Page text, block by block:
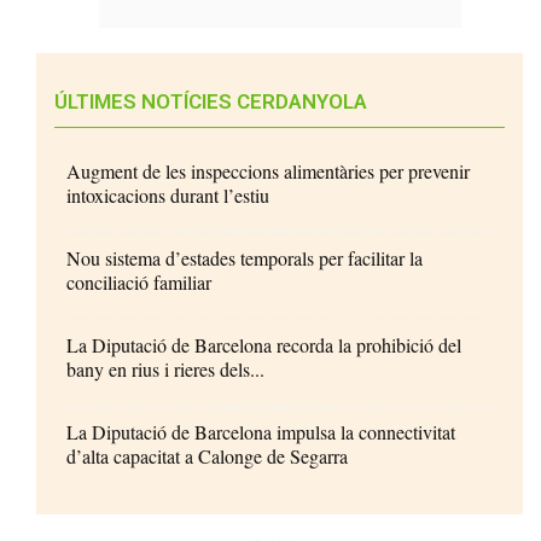
ÚLTIMES NOTÍCIES CERDANYOLA
Augment de les inspeccions alimentàries per prevenir
intoxicacions durant l’estiu
Nou sistema d’estades temporals per facilitar la
conciliació familiar
La Diputació de Barcelona recorda la prohibició del
bany en rius i rieres dels...
La Diputació de Barcelona impulsa la connectivitat
d’alta capacitat a Calonge de Segarra